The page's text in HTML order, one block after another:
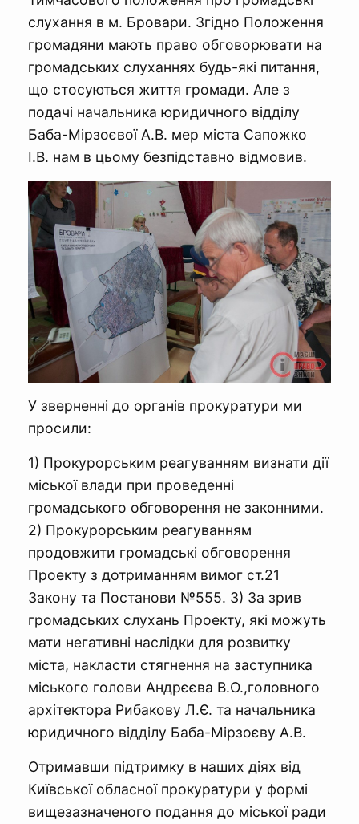
слухання в м. Бровари. Згідно Положення
громадяни мають право обговорювати на
громадських слуханнях будь-які питання,
що стосуються життя громади. Але з
подачі начальника юридичного відділу
Баба-Мірзоєвої А.В. мер міста Сапожко
І.В. нам в цьому безпідставно відмовив.
У зверненні до органів прокуратури ми
просили:
1) Прокурорським реагуванням визнати дії
міської влади при проведенні
громадського обговорення не законними.
2) Прокурорським реагуванням
продовжити громадські обговорення
Проекту з дотриманням вимог ст.21
Закону та Постанови №555. 3) За зрив
громадських слухань Проекту, які можуть
мати негативні наслідки для розвитку
міста, накласти стягнення на заступника
міського голови Андрєєва В.О.,головного
архітектора Рибакову Л.Є. та начальника
юридичного відділу Баба-Мірзоєву А.В.
Отримавши підтримку в наших діях від
Київської обласної прокуратури у формі
вищезазначеного подання до міської ради